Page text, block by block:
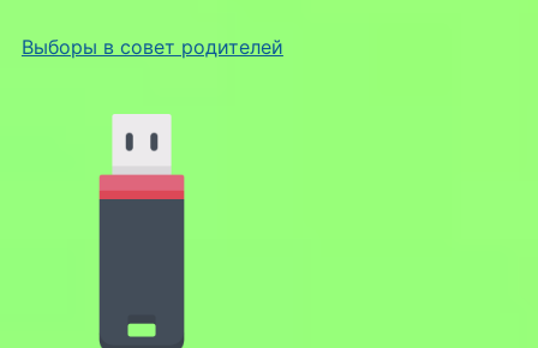
Выборы в совет родителей